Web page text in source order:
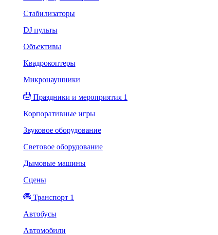
Стабилизаторы
DJ пульты
Объективы
Квадрокоптеры
Микронаушники
Праздники и мероприятия 1
Корпоративные игры
Звуковое оборудование
Световое оборудование
Дымовые машины
Сцены
Транспорт 1
Автобусы
Автомобили